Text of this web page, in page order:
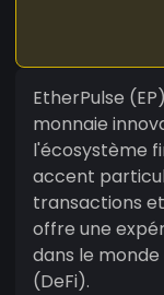
EtherPulse
monnaie
l'écosystème
accent
transactions
offre une
dans le
(DeFi).